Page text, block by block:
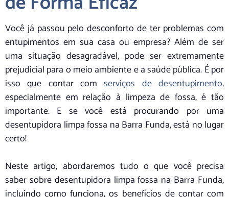
Você já passou pelo desconforto de ter problemas com
entupimentos em sua casa ou empresa? Além de ser
uma situação desagradável, pode ser extremamente
prejudicial para o meio ambiente e a saúde pública. É por
isso que contar comserviços de desentupimento,
especialmente em relação à limpeza de fossa, é tão
importante. E se você está procurando por uma
desentupidora limpa fossa na Barra Funda, está no lugar
certo!
Neste artigo, abordaremos tudo o que você precisa
saber sobre desentupidora limpa fossa na Barra Funda,
incluindo como funciona, os benefícios de contar com